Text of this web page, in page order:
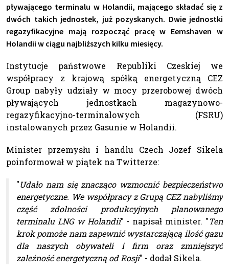
pływającego terminalu w Holandii, mającego składać się z
dwóch takich jednostek, już pozyskanych. Dwie jednostki
regazyfikacyjne mają rozpocząć pracę w Eemshaven w
Holandii w ciągu najbliższych kilku miesięcy.
Instytucje państwowe Republiki Czeskiej we
współpracy z krajową spółką energetyczną CEZ
Group nabyły udziały w mocy przerobowej dwóch
pływających jednostkach magazynowo-
regazyfikacyjno-terminalowych (FSRU)
instalowanych przez Gasunie w Holandii.
Minister przemysłu i handlu Czech Jozef Sikela
poinformował w piątek na Twitterze:
"Udało nam się znacząco wzmocnić bezpieczeństwo
energetyczne. We współpracy z Grupą CEZ nabyliśmy
część zdolności produkcyjnych planowanego
terminalu LNG w Holandii" - napisał minister. "Ten
krok pomoże nam zapewnić wystarczającą ilość gazu
dla naszych obywateli i firm oraz zmniejszyć
zależność energetyczną od Rosji" - dodał Sikela.